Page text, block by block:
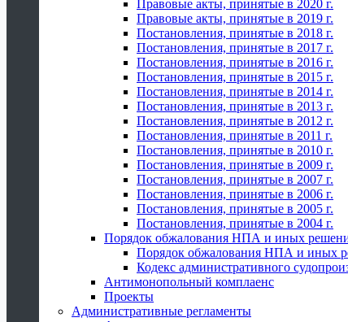
Правовые акты, принятые в 2020 г.
Правовые акты, принятые в 2019 г.
Постановления, принятые в 2018 г.
Постановления, принятые в 2017 г.
Постановления, принятые в 2016 г.
Постановления, принятые в 2015 г.
Постановления, принятые в 2014 г.
Постановления, принятые в 2013 г.
Постановления, принятые в 2012 г.
Постановления, принятые в 2011 г.
Постановления, принятые в 2010 г.
Постановления, принятые в 2009 г.
Постановления, принятые в 2007 г.
Постановления, принятые в 2006 г.
Постановления, принятые в 2005 г.
Постановления, принятые в 2004 г.
Порядок обжалования НПА и иных
Порядок обжалования НПА и иных
Кодекс административного
Антимонопольный комплаенс
Проекты
Административные регламенты